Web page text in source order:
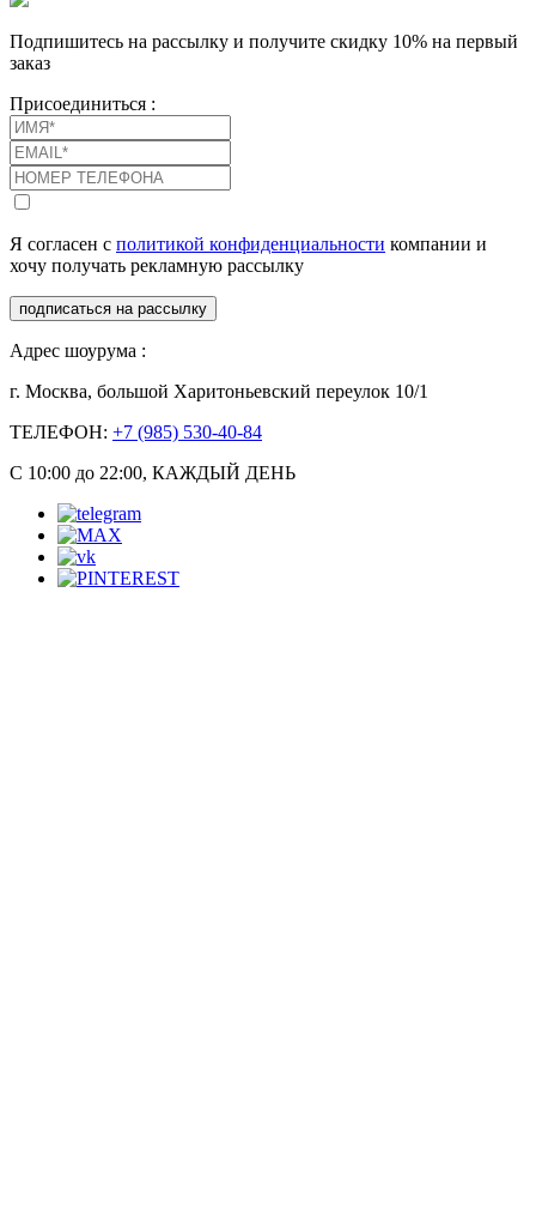
Подпишитесь на рассылку и получите скидку 10% на первый
заказ
Присоединиться :
Я согласен с политикой конфиденциальности компании и
хочу получать рекламную рассылку
подписаться на рассылку
Адрес шоурума :
г. Москва, большой Харитоньевский переулок 10/1
ТЕЛЕФОН: +7 (985) 530-40-84
С 10:00 до 22:00, КАЖДЫЙ ДЕНЬ